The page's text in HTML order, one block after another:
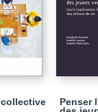
Penser